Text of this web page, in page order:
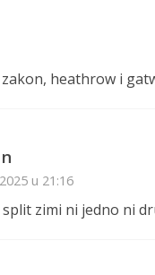
heathrow i
u 21:16
split zimi ni jedno ni